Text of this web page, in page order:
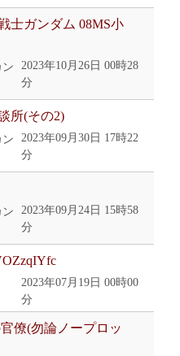
士ガンダム 08MS小
2023年10月26日 00時28
分
所(その2)
2023年09月30日 17時22
分
2023年09月24日 15時58
分
2023年07月19日 00時00
分
僚(勿論ノープロッ